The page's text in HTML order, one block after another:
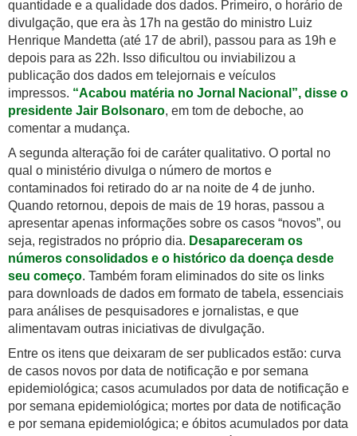
quantidade e a qualidade dos dados. Primeiro, o horário de
divulgação, que era às 17h na gestão do ministro Luiz
Henrique Mandetta (até 17 de abril), passou para as 19h e
depois para as 22h. Isso dificultou ou inviabilizou a
publicação dos dados em telejornais e veículos
impressos. “Acabou matéria no Jornal Nacional”, disse o
presidente Jair Bolsonaro, em tom de deboche, ao
comentar a mudança.
A segunda alteração foi de caráter qualitativo. O portal no
qual o ministério divulga o número de mortos e
contaminados foi retirado do ar na noite de 4 de junho.
Quando retornou, depois de mais de 19 horas, passou a
apresentar apenas informações sobre os casos “novos”, ou
seja, registrados no próprio dia. Desapareceram os
números consolidados e o histórico da doença desde
seu começo. Também foram eliminados do site os links
para downloads de dados em formato de tabela, essenciais
para análises de pesquisadores e jornalistas, e que
alimentavam outras iniciativas de divulgação.
Entre os itens que deixaram de ser publicados estão: curva
de casos novos por data de notificação e por semana
epidemiológica; casos acumulados por data de notificação e
por semana epidemiológica; mortes por data de notificação
e por semana epidemiológica; e óbitos acumulados por data